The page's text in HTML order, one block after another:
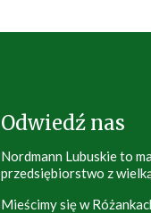
Odwiedź nas
Nordmann Lubuskie to
przedsiębiorstwo z
Mieścimy się w